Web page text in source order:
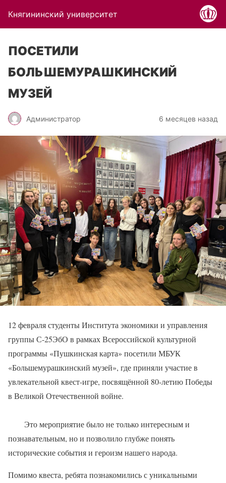
Княгининский университет
ПОСЕТИЛИ
БОЛЬШЕМУРАШКИНСКИЙ
МУЗЕЙ
Администратор 6 месяцев назад
12 февраля студенты Института экономики и управления
группы С-25ЭбО в рамках Всероссийской культурной
программы «Пушкинская карта» посетили МБУК
«Большемурашкинский музей», где приняли участие в
увлекательной квест-игре, посвящённой 80-летию Победы
в Великой Отечественной войне.
Это мероприятие было не только интересным и
познавательным, но и позволило глубже понять
исторические события и героизм нашего народа.
Помимо квеста, ребята познакомились с уникальными